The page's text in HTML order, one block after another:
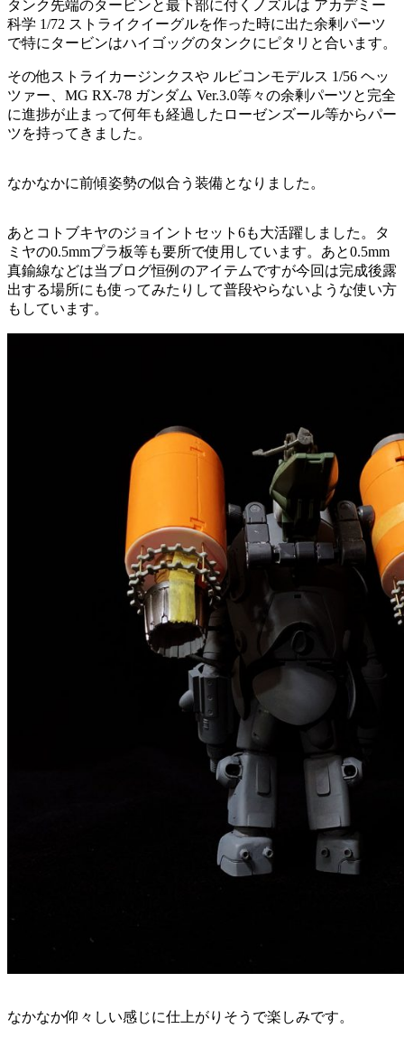
タンク先端のタービンと最下部に付くノズルは アカデミー
科学 1/72 ストライクイーグルを作った時に出た余剰パーツ
で特にタービンはハイゴッグのタンクにピタリと合います。
その他ストライカージンクスや ルビコンモデルス 1/56 ヘッ
ツァー、MG RX-78 ガンダム Ver.3.0等々の余剰パーツと完全
に進捗が止まって何年も経過したローゼンズール等からパー
ツを持ってきました。
なかなかに前傾姿勢の似合う装備となりました。
あとコトブキヤのジョイントセット6も大活躍しました。タ
ミヤの0.5mmプラ板等も要所で使用しています。あと0.5mm
真鍮線などは当ブログ恒例のアイテムですが今回は完成後露
出する場所にも使ってみたりして普段やらないような使い方
もしています。
なかなか仰々しい感じに仕上がりそうで楽しみです。